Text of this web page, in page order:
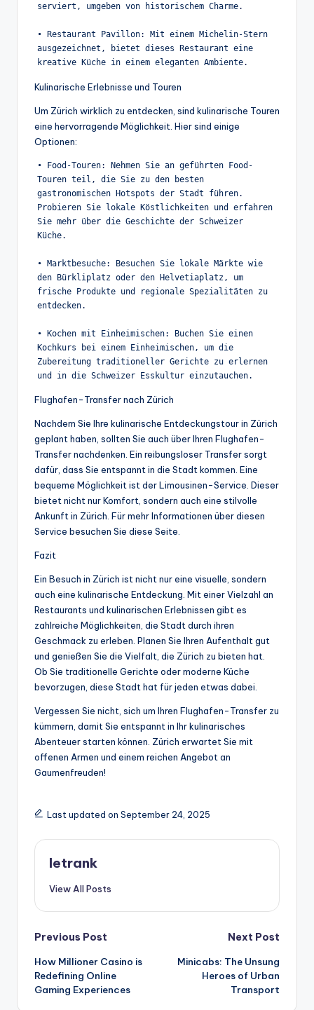
serviert, umgeben von historischem Charme.
• Restaurant Pavillon: Mit einem Michelin-Stern
ausgezeichnet, bietet dieses Restaurant eine
kreative Küche in einem eleganten Ambiente.
Kulinarische Erlebnisse und Touren
Um Zürich wirklich zu entdecken, sind kulinarische Touren
eine hervorragende Möglichkeit. Hier sind einige
Optionen:
• Food-Touren: Nehmen Sie an geführten Food-
Touren teil, die Sie zu den besten
gastronomischen Hotspots der Stadt führen.
Probieren Sie lokale Köstlichkeiten und erfahren
Sie mehr über die Geschichte der Schweizer
Küche.
• Marktbesuche: Besuchen Sie lokale Märkte wie
den Bürkliplatz oder den Helvetiaplatz, um
frische Produkte und regionale Spezialitäten zu
entdecken.
• Kochen mit Einheimischen: Buchen Sie einen
Kochkurs bei einem Einheimischen, um die
Zubereitung traditioneller Gerichte zu erlernen
und in die Schweizer Esskultur einzutauchen.
Flughafen-Transfer nach Zürich
Nachdem Sie Ihre kulinarische Entdeckungstour in Zürich
geplant haben, sollten Sie auch über Ihren Flughafen-
Transfer nachdenken. Ein reibungsloser Transfer sorgt
dafür, dass Sie entspannt in die Stadt kommen. Eine
bequeme Möglichkeit ist der Limousinen-Service. Dieser
bietet nicht nur Komfort, sondern auch eine stilvolle
Ankunft in Zürich. Für mehr Informationen über diesen
Service besuchen Sie diese Seite.
Fazit
Ein Besuch in Zürich ist nicht nur eine visuelle, sondern
auch eine kulinarische Entdeckung. Mit einer Vielzahl an
Restaurants und kulinarischen Erlebnissen gibt es
zahlreiche Möglichkeiten, die Stadt durch ihren
Geschmack zu erleben. Planen Sie Ihren Aufenthalt gut
und genießen Sie die Vielfalt, die Zürich zu bieten hat.
Ob Sie traditionelle Gerichte oder moderne Küche
bevorzugen, diese Stadt hat für jeden etwas dabei.
Vergessen Sie nicht, sich um Ihren Flughafen-Transfer zu
kümmern, damit Sie entspannt in Ihr kulinarisches
Abenteuer starten können. Zürich erwartet Sie mit
offenen Armen und einem reichen Angebot an
Gaumenfreuden!
Last updated on September 24, 2025
letrank
View All Posts
Post
navigation
Previous Post
How Millioner Casino is
Redefining Online
Gaming Experiences
Next Post
Minicabs: The Unsung
Heroes of Urban
Transport